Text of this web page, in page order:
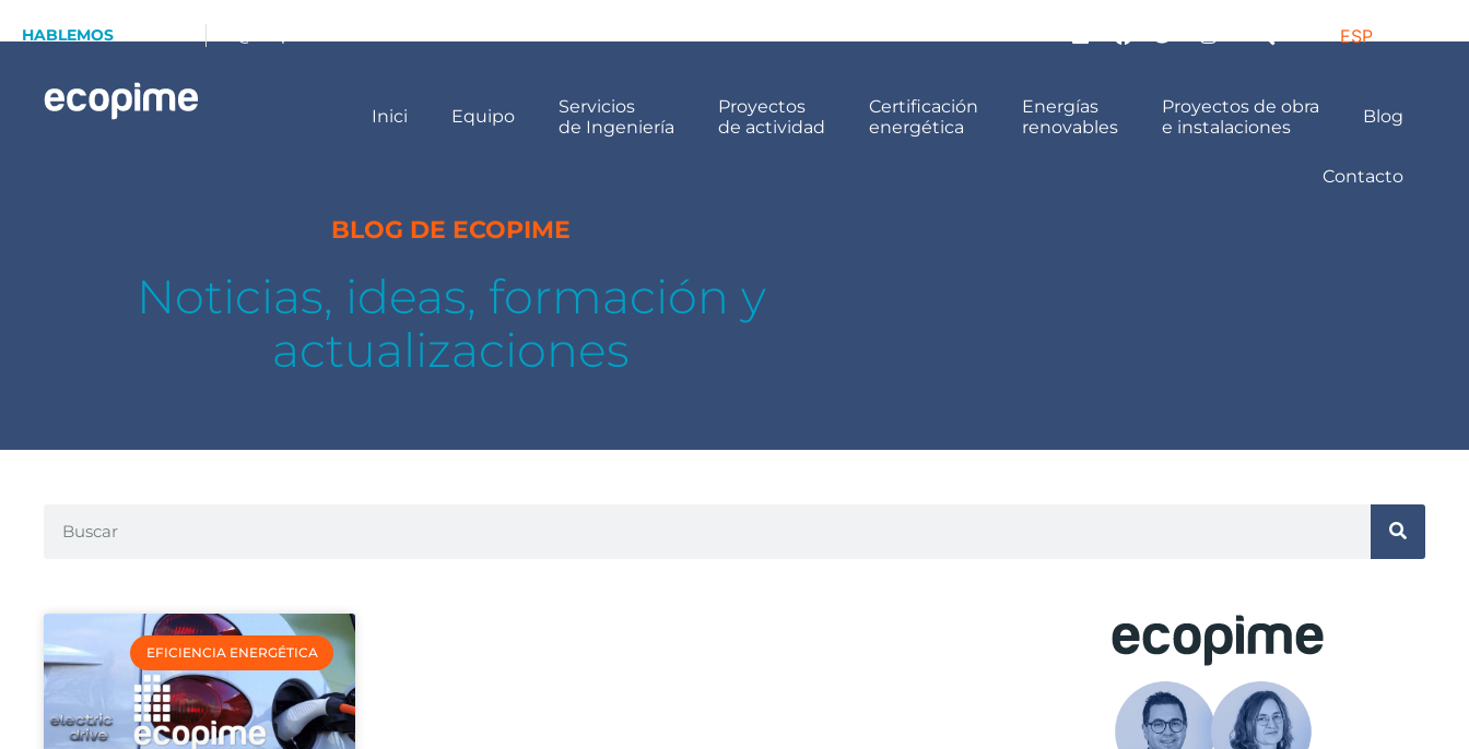
HABLEMOS ESP
Inici Equipo
Servicios
de Ingeniería
Proyectos
de actividad
Certificación
energética
Energías
renovables
Proyectos de obra
e instalaciones
Blog
Contacto
BLOG DE ECOPIME
Noticias, ideas, formación y
actualizaciones
EFICIENCIA ENERGÉTICA